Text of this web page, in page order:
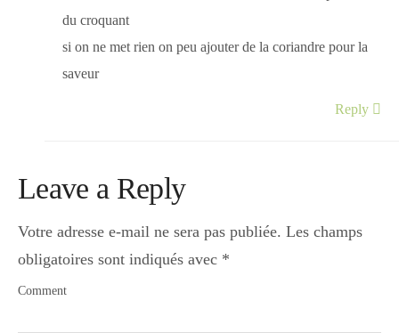
du croquant
si on ne met rien on peu ajouter de la coriandre pour la
saveur
Reply
Leave a Reply
Votre adresse e-mail ne sera pas publiée. Les champs
obligatoires sont indiqués avec *
Comment